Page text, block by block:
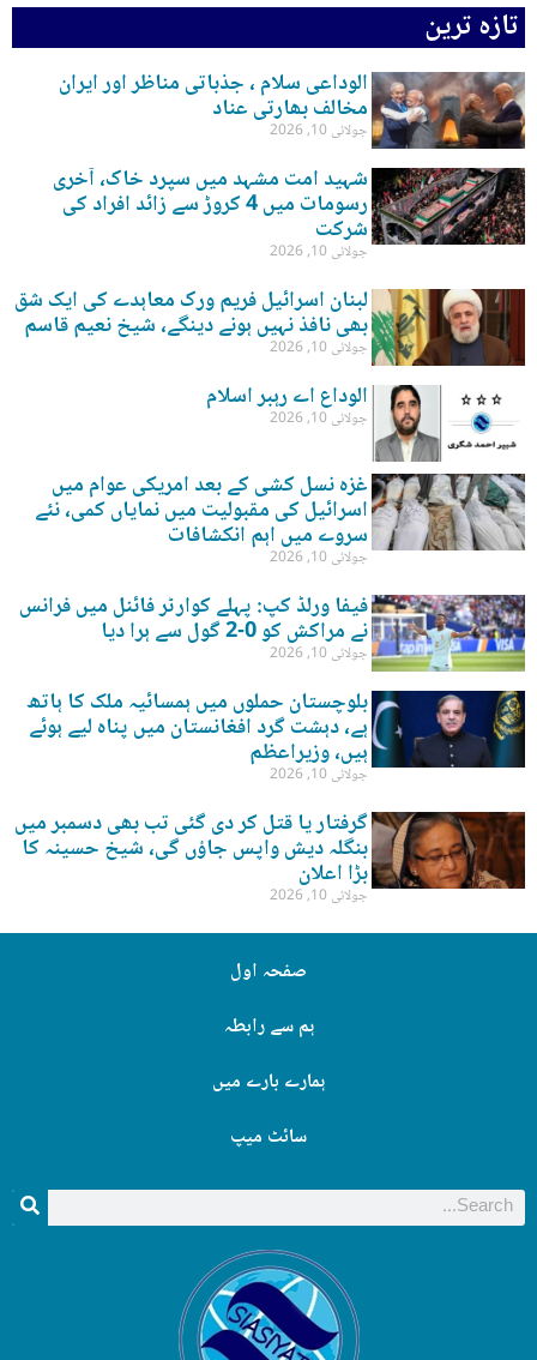
تازہ ترین
الوداعی سلام ، جذباتی مناظر اور ایران
مخالف بھارتی عناد
جولائی 10, 2026
شہید امت مشہد میں سپرد خاک، آخری
رسومات میں 4 کروڑ سے زائد افراد کی
شرکت
جولائی 10, 2026
لبنان اسرائیل فریم ورک معاہدے کی ایک شق
بھی نافذ نہیں ہونے دینگے، شیخ نعیم قاسم
جولائی 10, 2026
الوداع اے رہبر اسلام
جولائی 10, 2026
غزہ نسل کشی کے بعد امریکی عوام میں
اسرائیل کی مقبولیت میں نمایاں کمی، نئے
سروے میں اہم انکشافات
جولائی 10, 2026
فیفا ورلڈ کپ: پہلے کوارٹر فائنل میں فرانس
نے مراکش کو 0-2 گول سے ہرا دیا
جولائی 10, 2026
بلوچستان حملوں میں ہمسائیہ ملک کا ہاتھ
ہے، دہشت گرد افغانستان میں پناہ لیے ہوئے
ہیں، وزیراعظم
جولائی 10, 2026
گرفتار یا قتل کر دی گئی تب بھی دسمبر میں
بنگلہ دیش واپس جاؤں گی، شیخ حسینہ کا
بڑا اعلان
جولائی 10, 2026
صفحہ اول
ہم سے رابطہ
ہمارے بارے میں
سائٹ میپ